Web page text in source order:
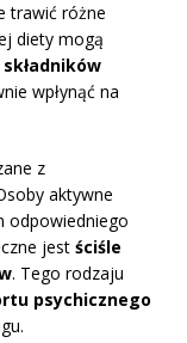
trawić różne
diety mogą
wpłynąć na
z
aktywne
odpowiedniego
jest ściśle
. Tego rodzaju
psychicznego